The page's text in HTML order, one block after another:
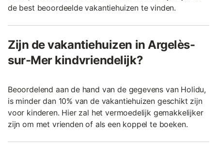
de best beoordeelde vakantiehuizen te vinden.
Zijn de vakantiehuizen in Argelès-
sur-Mer kindvriendelijk?
Beoordelend aan de hand van de gegevens van Holidu,
is minder dan 10% van de vakantiehuizen geschikt zijn
voor kinderen. Hier zal het vermoedelijk gemakkelijker
zijn om met vrienden of als een koppel te boeken.